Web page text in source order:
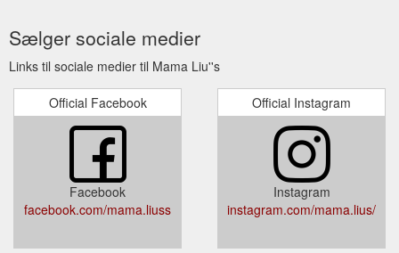
Sælger sociale medier
Links til sociale medier til Mama Liu''s
Official Facebook
Facebook
facebook.com/mama.liuss
Official Instagram
Instagram
instagram.com/mama.lius/